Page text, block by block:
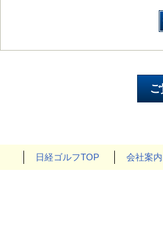
日経ゴルフTOP 会社案内